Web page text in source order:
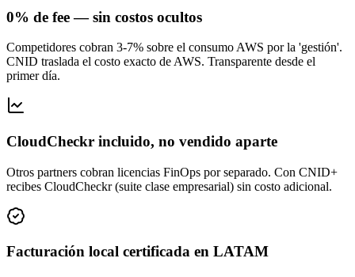
0% de fee — sin costos ocultos
Competidores cobran 3-7% sobre el consumo AWS por la 'gestión'.
CNID traslada el costo exacto de AWS. Transparente desde el
primer día.
CloudCheckr incluido, no vendido aparte
Otros partners cobran licencias FinOps por separado. Con CNID+
recibes CloudCheckr (suite clase empresarial) sin costo adicional.
Facturación local certificada en LATAM